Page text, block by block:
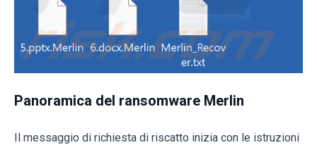
Panoramica del ransomware Merlin
Il messaggio di richiesta di riscatto inizia con le istruzioni